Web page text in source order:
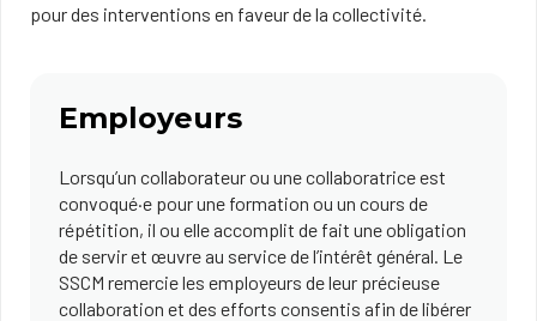
pour des interventions en faveur de la collectivité.
Employeurs
Lorsqu’un collaborateur ou une collaboratrice est
convoqué·e pour une formation ou un cours de
répétition, il ou elle accomplit de fait une obligation
de servir et œuvre au service de l’intérêt général. Le
SSCM remercie les employeurs de leur précieuse
collaboration et des efforts consentis afin de libérer